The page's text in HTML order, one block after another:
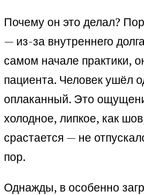
Почему он это делал?
— из-за внутреннего
самом начале практики,
пациента. Человек ушёл
оплаканный. Это
холодное, липкое, как
срастается — не
пор.
Однажды, в особенно